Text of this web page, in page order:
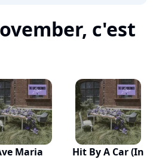
c'est
Maria
Hit By A Car (In